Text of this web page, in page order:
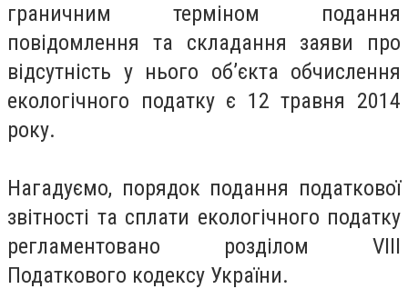
граничним терміном подання
повідомлення та складання заяви про
відсутність у нього об’єкта обчислення
екологічного податку є 12 травня 2014
року.
Нагадуємо, порядок подання податкової
звітності та сплати екологічного податку
регламентовано розділом VIII
Податкового кодексу України.